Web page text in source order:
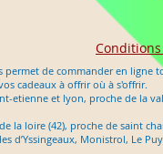
de commander en ligne
cadeaux à offrir où à s'offrir.
etienne et lyon, proche de la
la loire (42), proche de saint
d’Yssingeaux, Monistrol, Le